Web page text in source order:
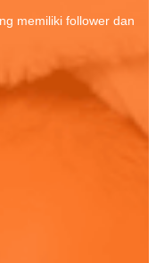
memiliki follower dan